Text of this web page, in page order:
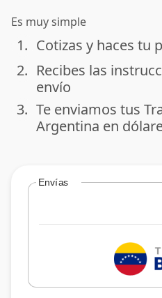
Es muy simple
done
1. Cotizas y haces tu
done
2. Recibes las
envío
done
3. Te enviamos tus
Argentina en
Envías